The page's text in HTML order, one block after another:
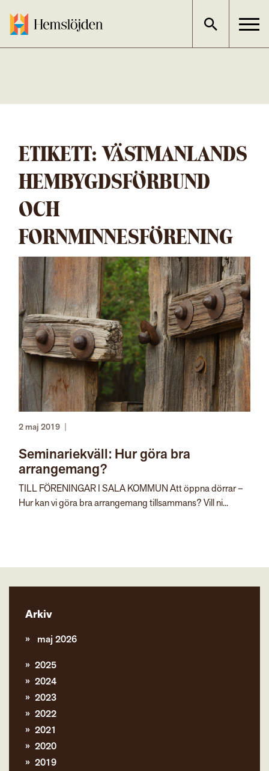
innehållet
ETIKETT:VÄSTMANLANDS
HEMBYGDSFÖRBUND
OCH
FORNMINNESFÖRENING
2 maj 2019
Seminariekväll: Hur göra bra
arrangemang?
TILL FÖRENINGAR I SALA KOMMUN Att öppna dörrar –
Hur kan vi göra bra arrangemang tillsammans? Vill ni...
Arkiv
maj 2026
2025
2024
2023
2022
2021
2020
2019